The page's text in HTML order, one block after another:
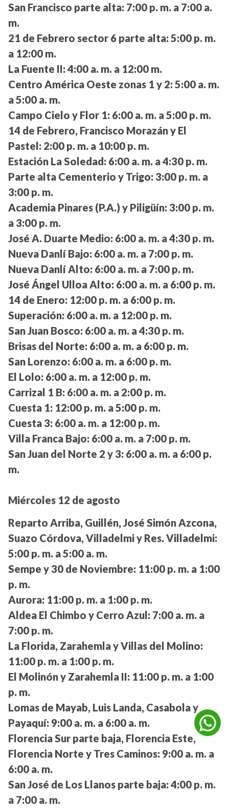
San Francisco parte alta: 7:00 p. m. a 7:00 a.
m.
21 de Febrero sector 6 parte alta: 5:00 p. m.
a 12:00 m.
La Fuente II: 4:00 a. m. a 12:00 m.
Centro América Oeste zonas 1 y 2: 5:00 a. m.
a 5:00 a. m.
Campo Cielo y Flor 1: 6:00 a. m. a 5:00 p. m.
14 de Febrero, Francisco Morazán y El
Pastel: 2:00 p. m. a 10:00 p. m.
Estación La Soledad: 6:00 a. m. a 4:30 p. m.
Parte alta Cementerio y Trigo: 3:00 p. m. a
3:00 p. m.
Academia Pinares (P.A.) y Piligüín: 3:00 p. m.
a 3:00 p. m.
José A. Duarte Medio: 6:00 a. m. a 4:30 p. m.
Nueva Danlí Bajo: 6:00 a. m. a 7:00 p. m.
Nueva Danlí Alto: 6:00 a. m. a 7:00 p. m.
José Ángel Ulloa Alto: 6:00 a. m. a 6:00 p. m.
14 de Enero: 12:00 p. m. a 6:00 p. m.
Superación: 6:00 a. m. a 12:00 p. m.
San Juan Bosco: 6:00 a. m. a 4:30 p. m.
Brisas del Norte: 6:00 a. m. a 6:00 p. m.
San Lorenzo: 6:00 a. m. a 6:00 p. m.
El Lolo: 6:00 a. m. a 12:00 p. m.
Carrizal 1 B: 6:00 a. m. a 2:00 p. m.
Cuesta 1: 12:00 p. m. a 5:00 p. m.
Cuesta 3: 6:00 a. m. a 12:00 p. m.
Villa Franca Bajo: 6:00 a. m. a 7:00 p. m.
San Juan del Norte 2 y 3: 6:00 a. m. a 6:00 p.
m.
Miércoles 12 de agosto
Reparto Arriba, Guillén, José Simón Azcona,
Suazo Córdova, Villadelmi y Res. Villadelmi:
5:00 p. m. a 5:00 a. m.
Sempe y 30 de Noviembre: 11:00 p. m. a 1:00
p. m.
Aurora: 11:00 p. m. a 1:00 p. m.
Aldea El Chimbo y Cerro Azul: 7:00 a. m. a
7:00 p. m.
La Florida, Zarahemla y Villas del Molino:
11:00 p. m. a 1:00 p. m.
El Molinón y Zarahemla II: 11:00 p. m. a 1:00
p. m.
Lomas de Mayab, Luis Landa, Casabola y
Payaquí: 9:00 a. m. a 6:00 a. m.
Florencia Sur parte baja, Florencia Este,
Florencia Norte y Tres Caminos: 9:00 a. m. a
6:00 a. m.
San José de Los Llanos parte baja: 4:00 p. m.
a 7:00 a. m.